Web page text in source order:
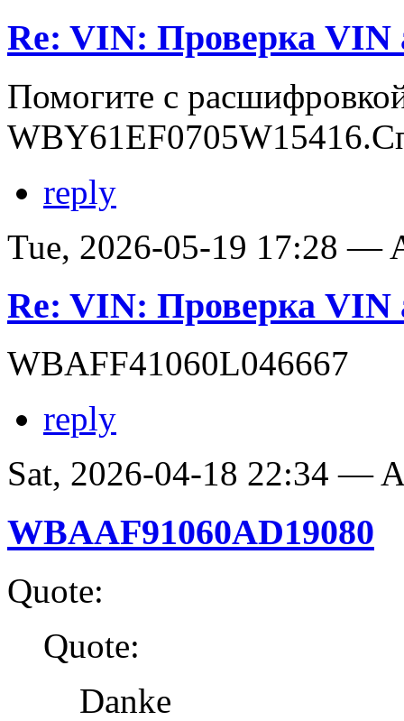
Re: VIN: Проверка VIN
Помогите с
reply
Tue, 2026-05-19 17:28 —
Re: VIN: Проверка VIN
WBAFF41060L046667
reply
Sat, 2026-04-18 22:34 —
WBAAF91060AD19080
Quote:
Quote:
Danke